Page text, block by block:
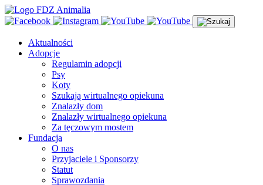
Aktualności
Adopcje
Regulamin adopcji
Psy
Koty
Szukają wirtualnego opiekuna
Znalazły dom
Znalazły wirtualnego opiekuna
Za tęczowym mostem
Fundacja
O nas
Przyjaciele i Sponsorzy
Statut
Sprawozdania